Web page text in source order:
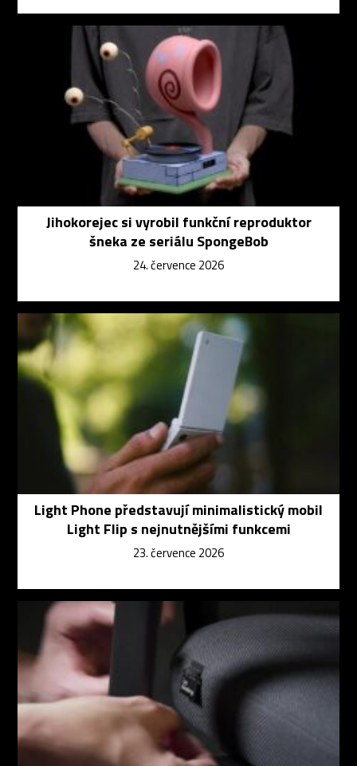
Jihokorejec si vyrobil funkční reproduktor
šneka ze seriálu SpongeBob
24. července 2026
Light Phone představují minimalistický mobil
Light Flip s nejnutnějšími funkcemi
23. července 2026